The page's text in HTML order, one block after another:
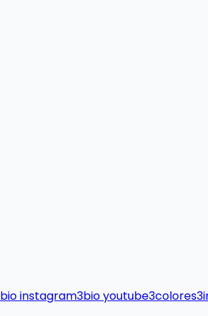
bio instagram3bio youtube3colores3